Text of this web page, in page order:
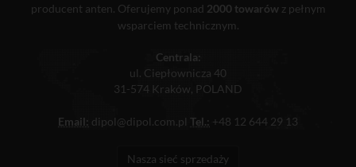
producent anten. Oferujemy ponad 2000 towarówz pełnym
wsparciem technicznym.
Centrala:
ul. Ciepłownicza 40
31-574 Kraków, POLAND
Email: dipol@dipol.com.pl Tel.: +48 12 644 29 13
Nasza sieć sprzedaży